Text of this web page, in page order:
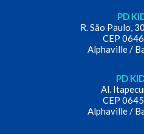
PD
R. São Paulo,
CEP
Alphaville /
PD
Al.
CEP
Alphaville /